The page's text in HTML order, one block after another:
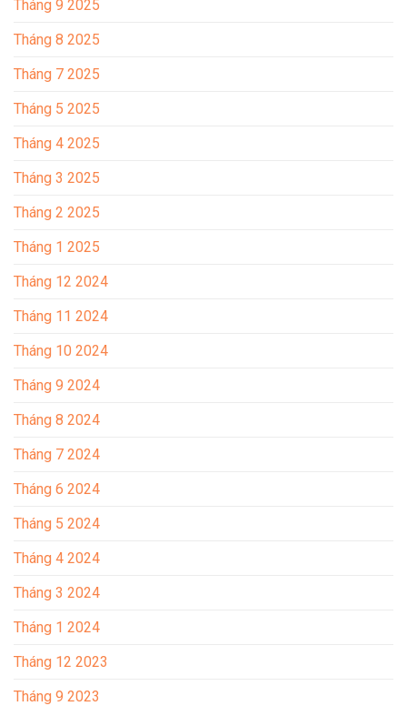
Tháng 9 2025
Tháng 8 2025
Tháng 7 2025
Tháng 5 2025
Tháng 4 2025
Tháng 3 2025
Tháng 2 2025
Tháng 1 2025
Tháng 12 2024
Tháng 11 2024
Tháng 10 2024
Tháng 9 2024
Tháng 8 2024
Tháng 7 2024
Tháng 6 2024
Tháng 5 2024
Tháng 4 2024
Tháng 3 2024
Tháng 1 2024
Tháng 12 2023
Tháng 9 2023